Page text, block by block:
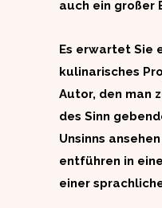
auch ein großer
Es erwartet Sie
kulinarisches
Autor, den man
des Sinn
Unsinns
entführen in
einer